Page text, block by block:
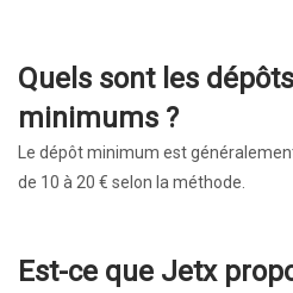
Quels sont les
minimums ?
Le dépôt minimum est
de 10 à 20 € selon la méthode.
Est-ce que Jetx